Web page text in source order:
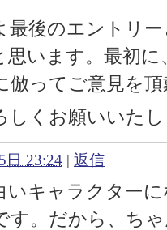
最後のエントリ
思います。最初
倣ってご意見を
しくお願いいた
日 23:24 | 返信
キャラクター
す。だから、ち